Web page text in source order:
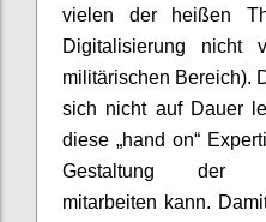
vielen der heißen
Digitalisierung nicht
militärischen Bereich).
sich nicht auf Dauer
diese „hand on“
Gestaltung der
mitarbeiten kann.